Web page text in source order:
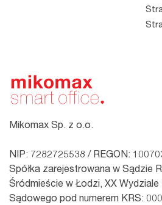
Mikomax Sp. z o.o.
NIP: 7282725538 / REGON:
Spółka zarejestrowana w Sądzie
Śródmieście w Łodzi, XX
Sądowego pod numerem KRS: